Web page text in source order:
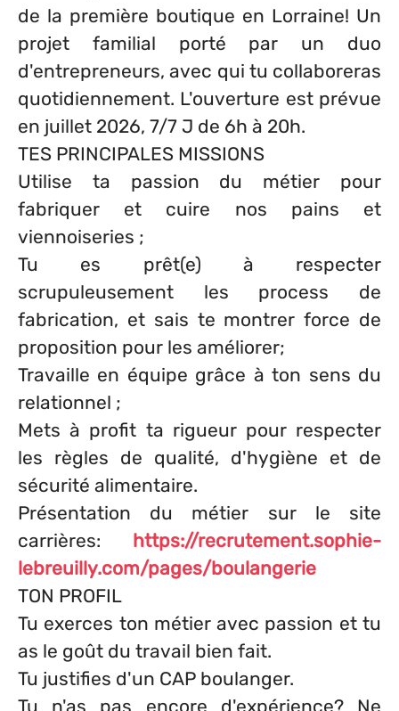
de la première boutique en Lorraine! Un
projet familial porté par un duo
d'entrepreneurs, avec qui tu collaboreras
quotidiennement. L'ouverture est prévue
en juillet 2026, 7/7 J de 6h à 20h.
TES PRINCIPALES MISSIONS
Utilise ta passion du métier pour
fabriquer et cuire nos pains et
viennoiseries ;
Tu es prêt(e) à respecter
scrupuleusement les process de
fabrication, et sais te montrer force de
proposition pour les améliorer;
Travaille en équipe grâce à ton sens du
relationnel ;
Mets à profit ta rigueur pour respecter
les règles de qualité, d'hygiène et de
sécurité alimentaire.
Présentation du métier sur le site
carrières: https://recrutement.sophie-
lebreuilly.com/pages/boulangerie
TON PROFIL
Tu exerces ton métier avec passion et tu
as le goût du travail bien fait.
Tu justifies d'un CAP boulanger.
Tu n'as pas encore d'expérience? Ne